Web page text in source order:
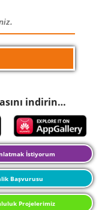
indirin…
İstiyorum
Başvurusu
Projelerimiz